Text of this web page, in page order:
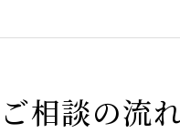
ご相談の流